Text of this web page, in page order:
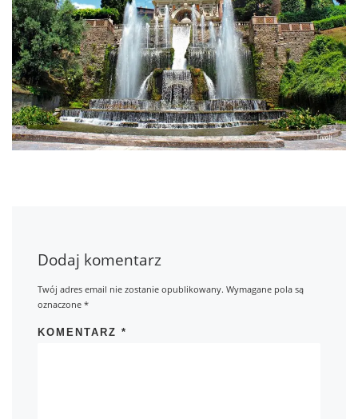
Dodaj komentarz
Twój adres email nie zostanie opublikowany. Wymagane pola są
oznaczone*
KOMENTARZ*